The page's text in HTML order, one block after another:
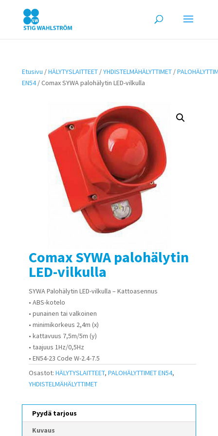
Etusivu /HÄLYTYSLAITTEET/YHDISTELMÄHÄLYTTIMET/
EN54/ Comax SYWA palohälytin LED-vilkulla
Comax SYWA palohälytin
LED-vilkulla
SYWA Palohälytin LED-vilkulla – Kattoasennus
• ABS-kotelo
• punainen tai valkoinen
• minimikorkeus 2,4m (x)
• kattavuus 7,5m/5m (y)
• taajuus 1Hz/0,5Hz
• EN54-23 Code W-2.4-7.5
Osastot: HÄLYTYSLAITTEET, PALOHÄLYTTIMET EN54,
YHDISTELMÄHÄLYTTIMET
Pyydä tarjous
Kuvaus